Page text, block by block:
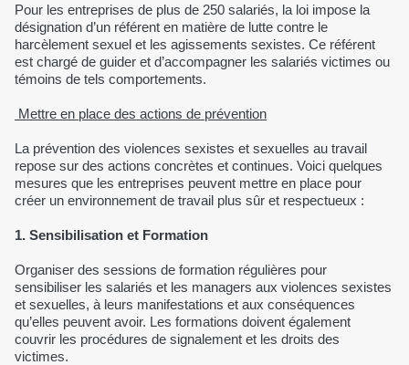
Pour les entreprises de plus de 250 salariés, la loi impose la
désignation d’un référent en matière de lutte contre le
harcèlement sexuel et les agissements sexistes. Ce référent
est chargé de guider et d’accompagner les salariés victimes ou
témoins de tels comportements.
Mettre en place des actions de prévention
La prévention des violences sexistes et sexuelles au travail
repose sur des actions concrètes et continues. Voici quelques
mesures que les entreprises peuvent mettre en place pour
créer un environnement de travail plus sûr et respectueux :
1. Sensibilisation et Formation
Organiser des sessions de formation régulières pour
sensibiliser les salariés et les managers aux violences sexistes
et sexuelles, à leurs manifestations et aux conséquences
qu’elles peuvent avoir. Les formations doivent également
couvrir les procédures de signalement et les droits des
victimes.